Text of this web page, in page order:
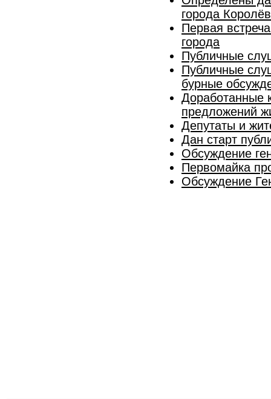
города Королёв
Первая
города
Публичные
Публичные
бурные
Доработанные
предложений
Депутаты и
Дан старт
Обсуждение
Первомайка
Обсуждение